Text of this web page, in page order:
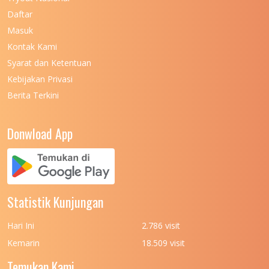
UNIVERSITAS NEGERI MANADO
UNIVERSITAS NEGERI MEDAN
UNIVERSITAS NEGERI PADANG
UNIVERSITAS NUSA CENDANA
UNIVERSITAS PADJADJARAN
UNIVERSITAS PATTIMURA
(UPN) VETERAN JAKARTA
Daftar
Masuk
Kontak Kami
Syarat dan Ketentuan
Kebijakan Privasi
Berita Terkini
Donwload App
Statistik Kunjungan
Hari Ini
2.786 visit
Kemarin
18.509 visit